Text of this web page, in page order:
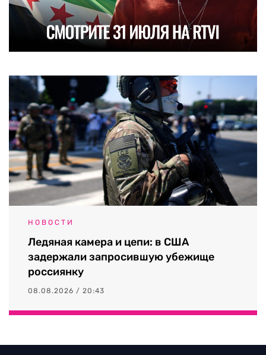
НОВОСТИ
Ледяная камера и цепи: в США
задержали запросившую убежище
россиянку
08.08.2026 / 20:43